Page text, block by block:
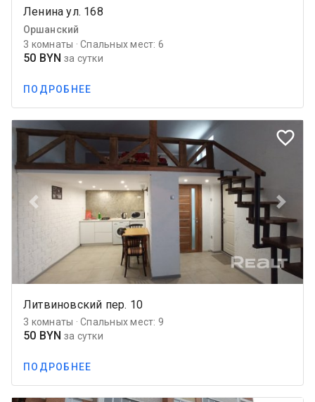
Ленина ул. 168
Оршанский
3 комнаты · Спальных мест: 6
50 BYN за сутки
ПОДРОБНЕЕ
favorite_border
Previous Next
Литвиновский пер. 10
3 комнаты · Спальных мест: 9
50 BYN за сутки
ПОДРОБНЕЕ